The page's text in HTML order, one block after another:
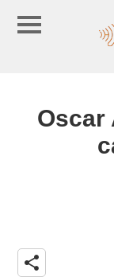
Oscar
share